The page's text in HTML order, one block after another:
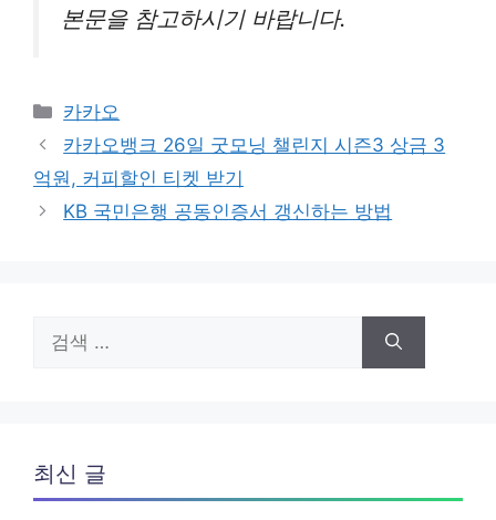
본문을 참고하시기 바랍니다.
카
테
리
카카오
카카오뱅크 26일 굿모닝 챌린지 시즌3 상금 3
억원, 커피할인 티켓 받기
KB 국민은행 공동인증서 갱신하는 방법
색:
최신 글